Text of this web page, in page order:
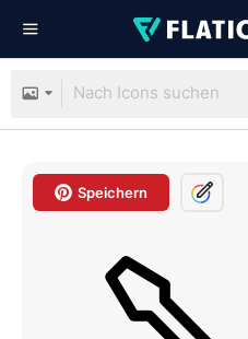
Speichern